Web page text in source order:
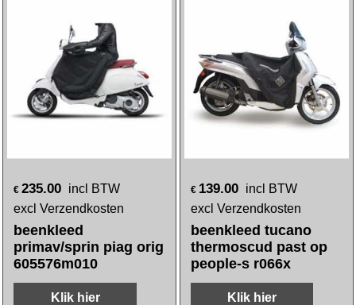
€ 235.00 incl BTW
excl Verzendkosten
beenkleed
primav/sprin piag orig
605576m010
Klik hier
€ 139.00 incl BTW
excl Verzendkosten
beenkleed tucano
thermoscud past op
people-s r066x
Klik hier